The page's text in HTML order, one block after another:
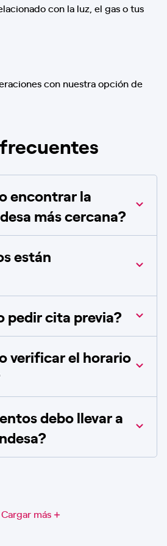
con la luz, el gas o tus
con nuestra opción de
encontrar la
más cercana?
están
pedir cita previa?
verificar el horario
debo llevar a
Cargar más